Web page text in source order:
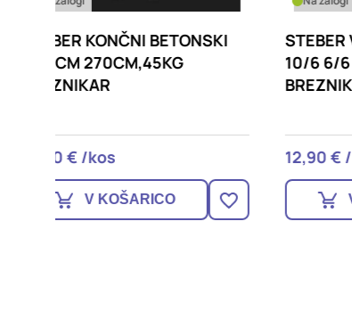
STEBER VMESNI BETONSKI
10/6 6/6 32KG 270CM,
BREZNIKAR
12,90 € /kos
V KOŠARICO